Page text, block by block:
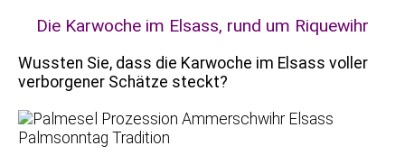
Die Karwoche im Elsass, rund um Riquewihr
Wussten Sie, dass die Karwoche im Elsass voller
verborgener Schätze steckt?